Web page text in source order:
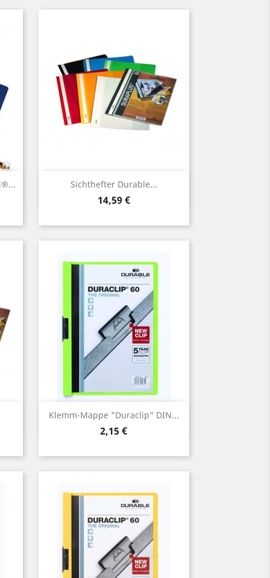
Sichthefter Durable...
Preis
14,59 €
Vorschau
Klemm-Mappe "Duraclip" DIN...
Preis
2,15 €
Vorschau